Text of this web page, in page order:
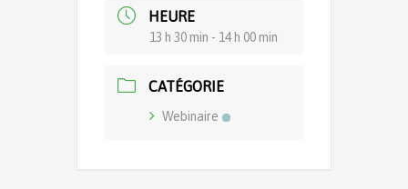
HEURE
13 h 30 min - 14 h 00 min
CATÉGORIE
Webinaire